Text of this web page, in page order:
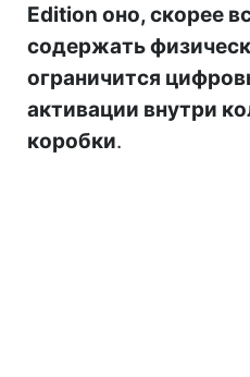
Edition оно, скорее
содержать
ограничится
активации внутри
коробки.